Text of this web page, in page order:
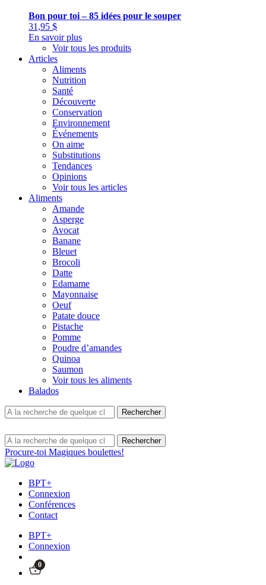
Bon pour toi – 85 idées pour le souper
31,95 $
En savoir plus
Voir tous les produits
Articles
Aliments
Nutrition
Santé
Découverte
Conservation
Environnement
Événements
On aime
Substitutions
Tendances
Opinions
Voir tous les articles
Aliments
Amande
Asperge
Avocat
Banane
Bleuet
Brocoli
Datte
Edamame
Mayonnaise
Oeuf
Patate douce
Pistache
Pomme
Poudre d’amandes
Quinoa
Saumon
Voir tous les aliments
Balados
Procure-toi Magiques boulettes!
BPT+
Connexion
Conférences
Contact
BPT+
Connexion
0